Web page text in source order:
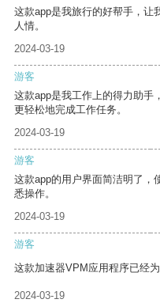
这款app是我旅行的好帮手，让
人情。
2024-03-19
游客
这款app是我工作上的得力助手
更轻松地完成工作任务。
2024-03-19
游客
这款app的用户界面简洁明了，
悉操作。
2024-03-19
游客
这款加速器VPM应用程序已经
2024-03-19